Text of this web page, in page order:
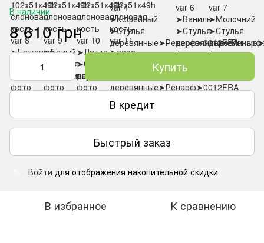
В наличии
8 610 грн
Купить
В кредит
Быстрый заказ
Войти для отображения накопительной скидки
В избранное К сравнению